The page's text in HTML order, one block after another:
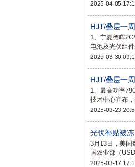
2025-04-05
HJT/叠层一
1、宁夏德晖
电池及光伏组
2025-03-30
HJT/叠层一
1、最高功率
技术中心宣布
2025-03-23
光伏补贴被
3月13日，美国
国农业部（
2025-03-17